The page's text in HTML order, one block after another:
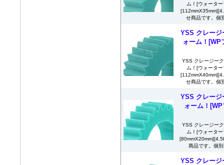
ム！[ウォータ
せ商品です。個
YSS クレージ
ォーム！
YSS クレージー
ム！[ウォータ
せ商品です。個
YSS クレージ
ォーム！
YSS クレージー
ム！[ウォータ
商品です。個
YSS クレージ